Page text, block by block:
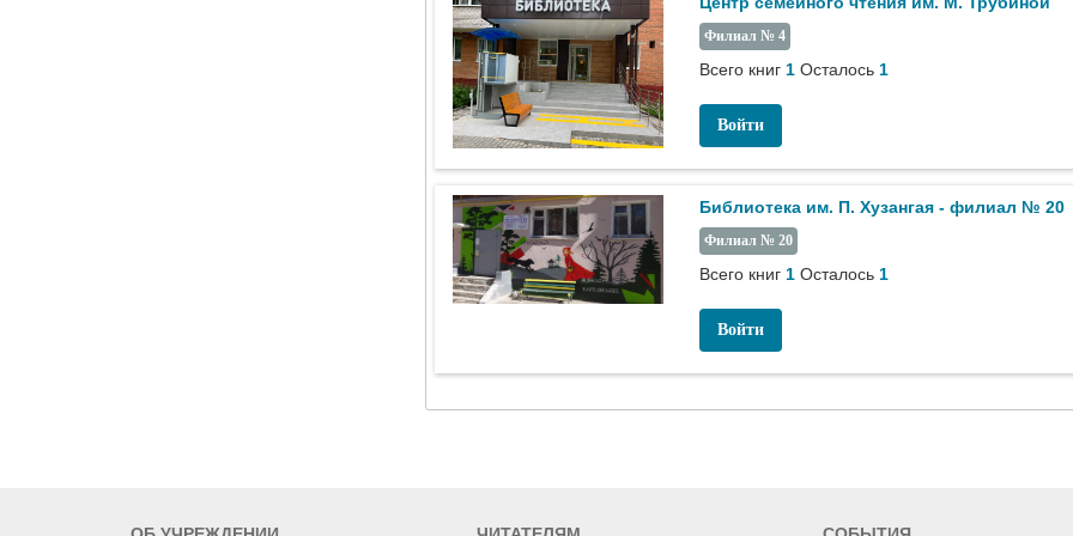
Филиал № 4
Всего книг 1Осталось 1
Войти
Библиотека им. П. Хузангая - филиал № 20
Филиал № 20
Всего книг 1Осталось 1
Войти